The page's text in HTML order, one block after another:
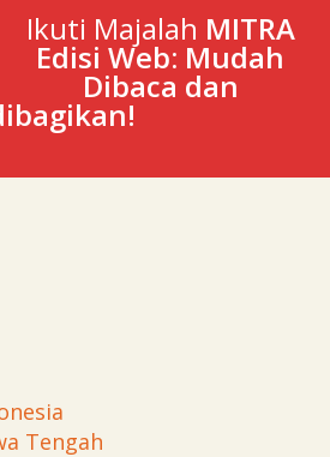
Ikuti Majalah MITRA
Edisi Web: Mudah
Dibaca dan
Tengah